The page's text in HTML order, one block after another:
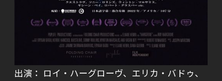
出演： ロイ・ハーグローヴ、エリカ・バドゥ、